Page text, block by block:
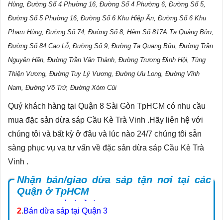
Hùng, Đường Số 4 Phường 16, Đường Số 4 Phường 6, Đường Số 5,
Đường Số 5 Phường 16, Đường Số 6 Khu Hiệp Ân, Đường Số 6 Khu
Phạm Hùng, Đường Số 74, Đường Số 8, Hẻm Số 817A Tạ Quảng Bửu,
Đường Số 84 Cao Lỗ, Đường Số 9, Đường Tạ Quang Bửu, Đường Trần
Nguyên Hãn, Đường Trần Văn Thành, Đường Trương Đình Hội, Tùng
Thiện Vương, Đường Tuy Lý Vương, Đường Ưu Long, Đường Vĩnh
Nam, Đường Võ Trứ, Đường Xóm Củi
Quý khách hàng tại Quận 8 Sài Gòn TpHCM có nhu cầu
mua đặc sản dừa sáp Cầu Kè Trà Vinh .Hãy liên hệ với
chúng tôi và bất kỳ ở đâu và lúc nào 24/7 chúng tôi sẵn
sàng phục vụ va tư vấn về đặc sản dừa sáp Cầu Kè Trà
Vinh .
Nhận bán/giao dừa sáp tận nơi tại các
Quận ở TpHCM
1. Bán dừa sáp tại Quận 2
2.Bán dừa sáp tại Quận 3